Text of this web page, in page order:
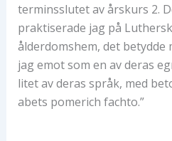
terminsslutet av årskurs 2.
praktiserade jag på
ålderdomshem, det betydde
jag emot som en av deras
litet av deras språk, med
abets pomerich fachto.”